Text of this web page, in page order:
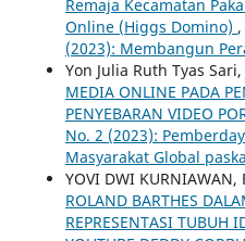
Remaja Kecamatan
Online (Higgs Domino) ,
(2023): Membangun
Yon Julia Ruth Tyas
MEDIA ONLINE PADA
PENYEBARAN VIDEO
No. 2 (2023):
Masyarakat Global
YOVI DWI KURNIAWAN,
ROLAND BARTHES
REPRESENTASI TUBUH